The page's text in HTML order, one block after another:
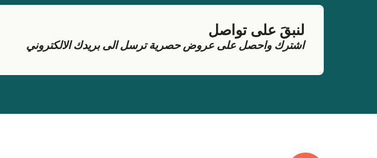
لنبقَ على تواصل
اشترك واحصل على عروض حصرية ترسل الى بريدك الالكتروني